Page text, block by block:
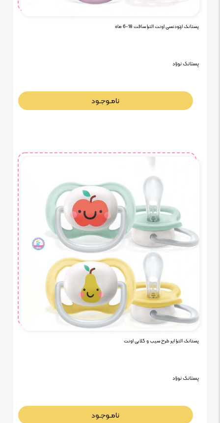
پستانک ارتودنسی اونت الترا سافت 18-6 ماه
پستانک نوزاد
نامـوجـود
پستانک الترا ایر طرح سیب و گلابی اونت
پستانک نوزاد
نامـوجـود